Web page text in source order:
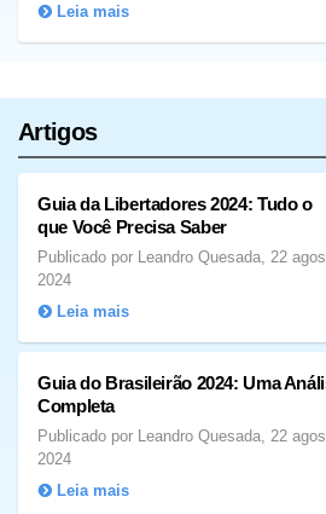
Leia mais
Artigos
Guia da Libertadores 2024: Tudo o
que Você Precisa Saber
Publicado por Leandro Quesada, 22
2024
Leia mais
Guia do Brasileirão 2024: Uma
Completa
Publicado por Leandro Quesada, 22
2024
Leia mais